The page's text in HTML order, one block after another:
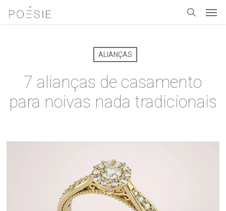
ALIANÇAS
7 alianças de casamento
para noivas nada tradicionais